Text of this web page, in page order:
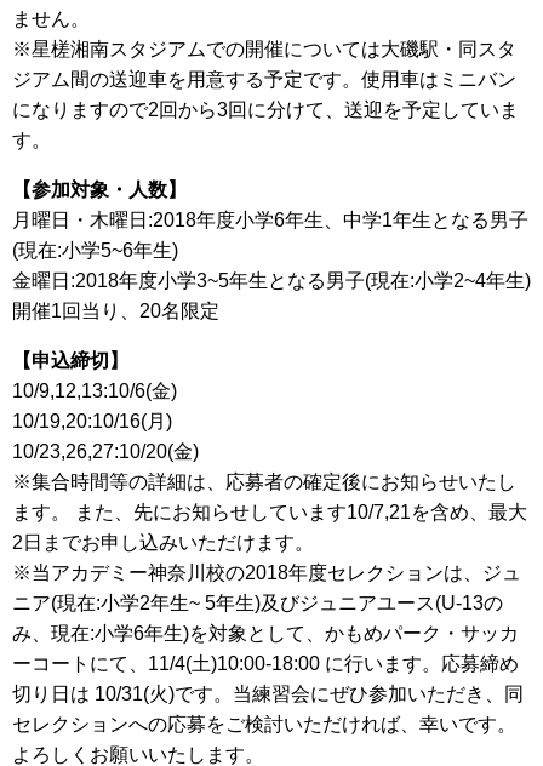
ません。
※星槎湘南スタジアムでの開催については大磯駅・同スタ
ジアム間の送迎車を用意する予定です。使用車はミニバン
になりますので2回から3回に分けて、送迎を予定していま
す。
【参加対象・人数】
月曜日・木曜日:2018年度小学6年生、中学1年生となる男子
(現在:小学5~6年生)
金曜日:2018年度小学3~5年生となる男子(現在:小学2~4年生)
開催1回当り、20名限定
【申込締切】
10/9,12,13:10/6(金)
10/19,20:10/16(月)
10/23,26,27:10/20(金)
※集合時間等の詳細は、応募者の確定後にお知らせいたし
ます。 また、先にお知らせしています10/7,21を含め、最大
2日までお申し込みいただけます。
※当アカデミー神奈川校の2018年度セレクションは、ジュ
ニア(現在:小学2年生~ 5年生)及びジュニアユース(U-13の
み、現在:小学6年生)を対象として、かもめパーク・サッカ
ーコートにて、11/4(土)10:00-18:00 に行います。応募締め
切り日は 10/31(火)です。当練習会にぜひ参加いただき、同
セレクションへの応募をご検討いただければ、幸いです。
よろしくお願いいたします。